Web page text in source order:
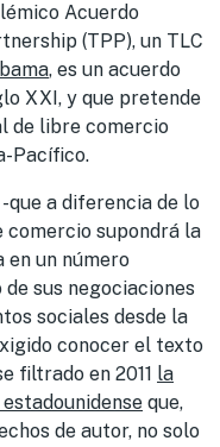
Acuerdo
(TPP), un TLC
, es un acuerdo
XXI, y que pretende
de libre comercio
Pacífico.
que a diferencia de lo
comercio supondrá la
en un número
sus negociaciones
sociales desde la
conocer el texto
filtrado en 2011 la
que,
de autor, no solo